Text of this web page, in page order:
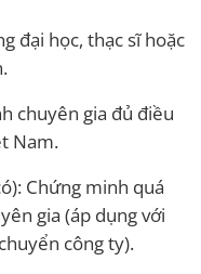
đại học, thạc sĩ hoặc
chuyên gia đủ điều
Nam.
Chứng minh quá
gia (áp dụng với
công ty).